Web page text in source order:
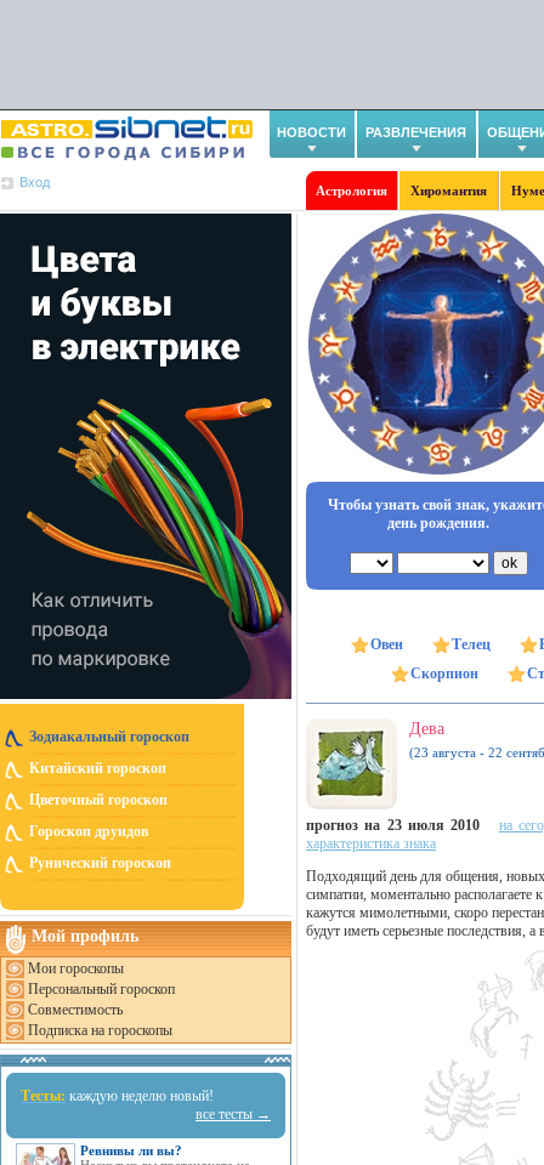
НОВОСТИ РАЗВЛЕЧЕНИЯ
Вход
Астрология Хиромантия
Зодиакальный гороскоп
Китайский гороскоп
Цветочный гороскоп
Гороскоп друидов
Рунический гороскоп
Мой профиль
Мои гороскопы
Персональный гороскоп
Совместимость
Подписка на гороскопы
Тесты: каждую неделю новый!
все тесты →
Ревнивы ли вы?
Чтобы узнать свой знак,
день рождения.
Овен Телец
Скорпион
Дева
(23 августа - 22
прогноз на 23 июля 2010
на
характеристика знака
Подходящий день для общения, новых
симпатии, моментально располагаете
кажутся мимолетными, скоро
будут иметь серьезные последствия,